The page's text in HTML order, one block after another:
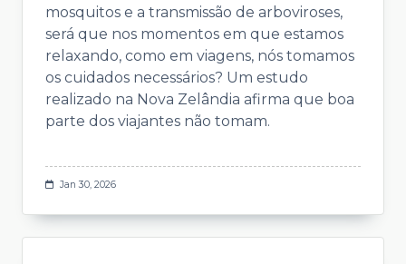
mosquitos e a transmissão de arboviroses,
será que nos momentos em que estamos
relaxando, como em viagens, nós tomamos
os cuidados necessários? Um estudo
realizado na Nova Zelândia afirma que boa
parte dos viajantes não tomam.
Jan 30, 2026